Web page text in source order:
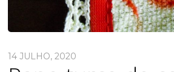
14 JULHO, 2020